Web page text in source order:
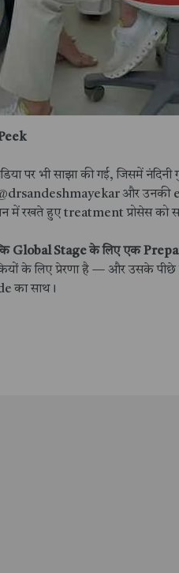
पर भी साझा की गई, जिसमें
और
में रखते हुए treatment प्रोसेस को
Global Stage के लिए एक
के लिए प्रेरणा है — और उसके
का साथ।